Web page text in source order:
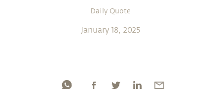
Daily Quote
January 18, 2025